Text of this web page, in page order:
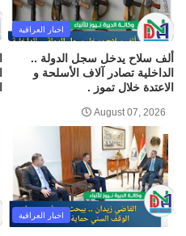
اخبار العراقية
ألف سلاح يدخل سجل الدولة ..
الداخلية تصادر آلاف الأسلحة و
الاعتدة خلال تموز .
August 07, 2026
اخبار العراقية